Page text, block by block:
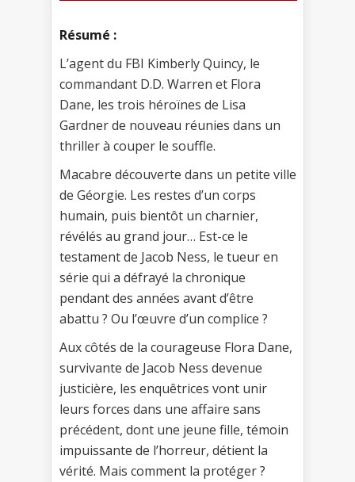
Résumé :
L’agent du FBI Kimberly Quincy, le
commandant D.D. Warren et Flora
Dane, les trois héroïnes de Lisa
Gardner de nouveau réunies dans un
thriller à couper le souffle.
Macabre découverte dans un petite ville
de Géorgie. Les restes d’un corps
humain, puis bientôt un charnier,
révélés au grand jour… Est-ce le
testament de Jacob Ness, le tueur en
série qui a défrayé la chronique
pendant des années avant d’être
abattu ? Ou l’œuvre d’un complice ?
Aux côtés de la courageuse Flora Dane,
survivante de Jacob Ness devenue
justicière, les enquêtrices vont unir
leurs forces dans une affaire sans
précédent, dont une jeune fille, témoin
impuissante de l’horreur, détient la
vérité. Mais comment la protéger ?